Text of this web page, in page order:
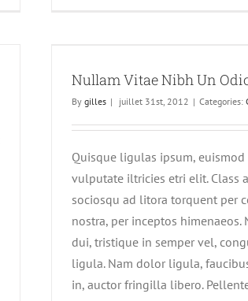
Nullam Vitae Nibh Un
By gilles | juillet 31st, 2012 | Categories:
Quisque ligulas ipsum, euismod
vulputate iltricies etri elit. Class
sociosqu ad litora torquent per
nostra, per inceptos himenaeos.
dui, tristique in semper vel,
ligula. Nam dolor ligula,
in, auctor fringilla libero.